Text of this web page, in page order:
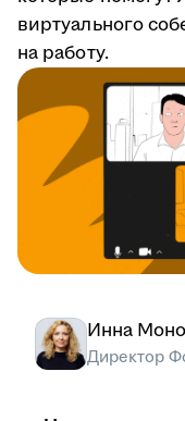
виртуального
на работу.
Инна
Директор